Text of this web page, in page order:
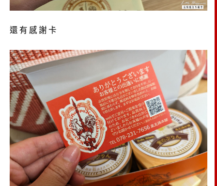
還有感謝卡